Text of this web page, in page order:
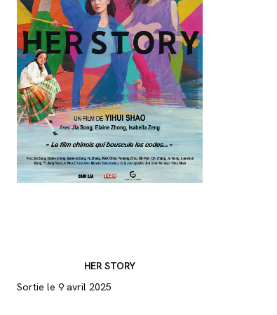
HER STORY
Sortie le 9 avril 2025